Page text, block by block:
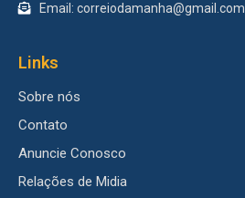
Email: correiodamanha@gmail.com
Links
Sobre nós
Contato
Anuncie Conosco
Relações de Midia